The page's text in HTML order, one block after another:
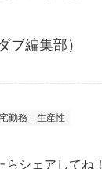
ブ編集部）
勤務 生産性
らシェアしてね！